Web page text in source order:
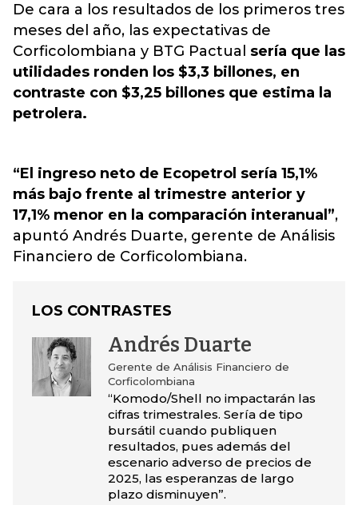
De cara a los resultados de los primeros tres
meses del año, las expectativas de
Corficolombiana y BTG Pactual sería que las
utilidades ronden los $3,3 billones, en
contraste con $3,25 billones que estima la
petrolera.
“El ingreso neto de Ecopetrol sería 15,1%
más bajo frente al trimestre anterior y
17,1% menor en la comparación interanual”,
apuntó Andrés Duarte, gerente de Análisis
Financiero de Corficolombiana.
LOS CONTRASTES
Andrés Duarte
Gerente de Análisis Financiero de
Corficolombiana
“Komodo/Shell no impactarán las
cifras trimestrales. Sería de tipo
bursátil cuando publiquen
resultados, pues además del
escenario adverso de precios de
2025, las esperanzas de largo
plazo disminuyen”.